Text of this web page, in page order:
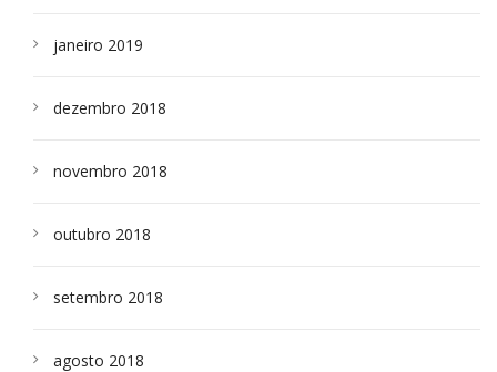
janeiro 2019
dezembro 2018
novembro 2018
outubro 2018
setembro 2018
agosto 2018